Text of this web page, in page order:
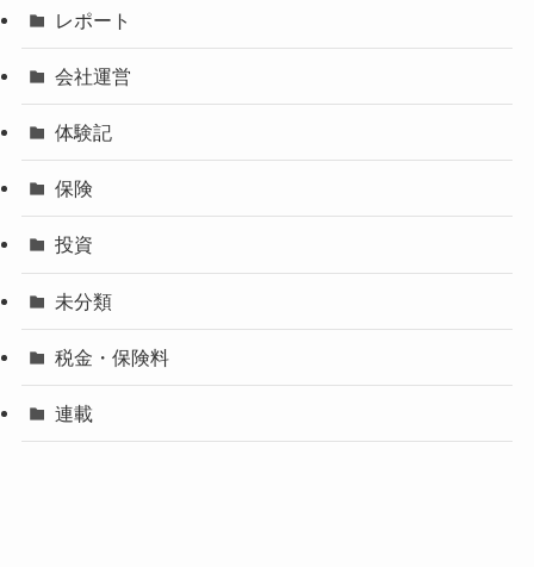
レポート
会社運営
体験記
保険
投資
未分類
税金・保険料
連載